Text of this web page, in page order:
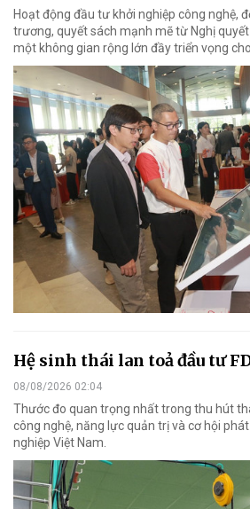
Hoạt động đầu tư khởi nghiệp công nghệ,
trương, quyết sách mạnh mẽ từ Nghị
một không gian rộng lớn đầy triển vọng
Hệ sinh thái lan toả đầu tư
08/08/2026 02:04
Thước đo quan trọng nhất trong thu hút
công nghệ, năng lực quản trị và cơ hội
nghiệp Việt Nam.